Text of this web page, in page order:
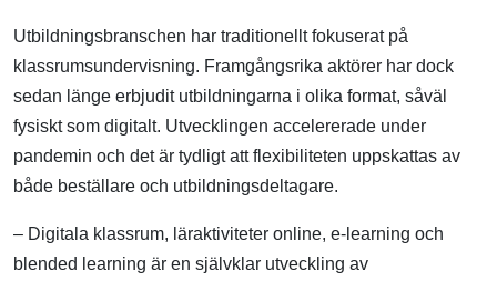
Utbildningsbranschen har traditionellt fokuserat på
klassrumsundervisning. Framgångsrika aktörer har dock
sedan länge erbjudit utbildningarna i olika format, såväl
fysiskt som digitalt. Utvecklingen accelererade under
pandemin och det är tydligt att flexibiliteten uppskattas av
både beställare och utbildningsdeltagare.
– Digitala klassrum, läraktiviteter online, e-learning och
blended learning är en självklar utveckling av